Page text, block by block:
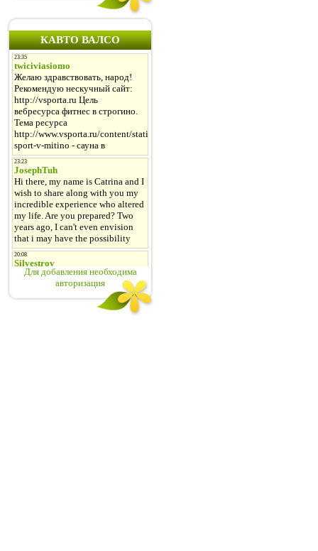
КАВТО ВАЛСО
Для добавления необходима
авторизация